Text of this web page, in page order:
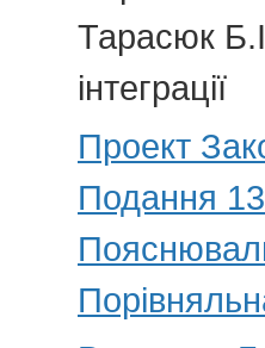
Тарасюк
інтеграції
Проект
Подання